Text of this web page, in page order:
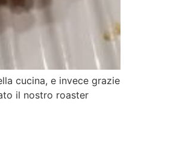
cucina, e invece grazie
il nostro roaster